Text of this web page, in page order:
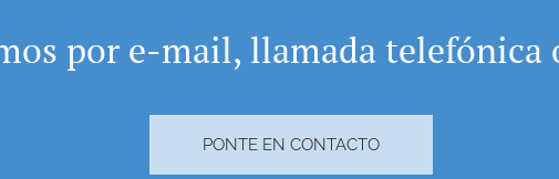
por e-mail, llamada telefónica
PONTE EN CONTACTO